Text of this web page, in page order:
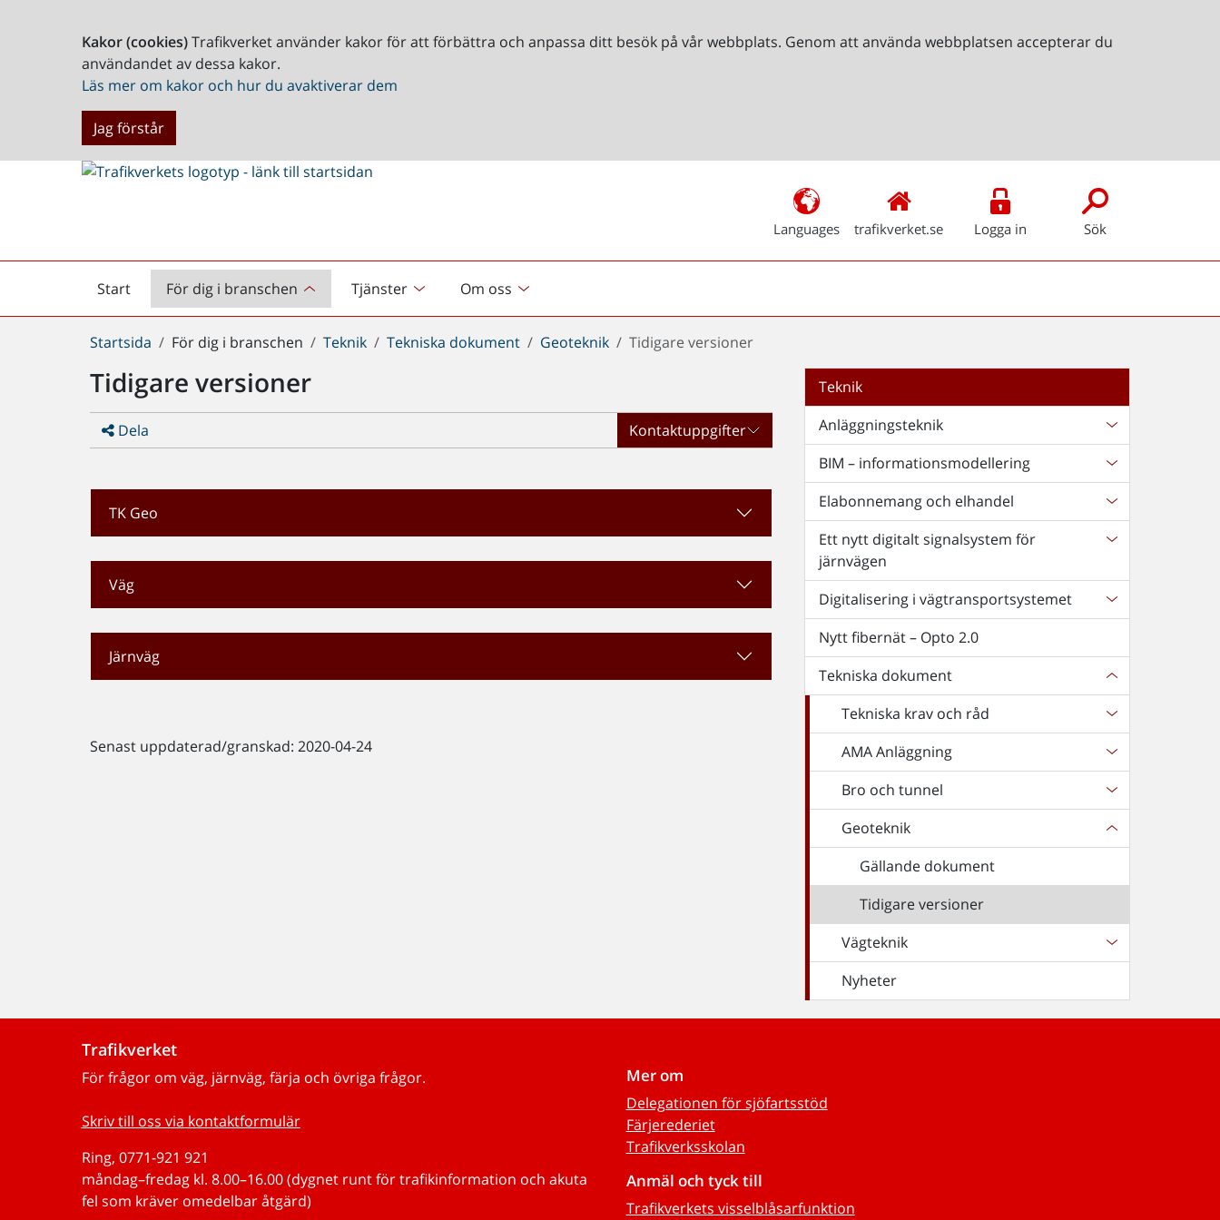
Kakor (cookies)Trafikverket använder kakor för att förbättra och anpassa ditt besök på vår webbplats. Genom att använda webbplatsen accepterar du
användandet av dessa kakor.
Läs mer om kakor och hur du avaktiverar dem
Jag förstår
Languages trafikverket.se Logga in Sök
Start
Startsida För dig i branschen Tjänster Om oss
Du
här:
Startsida För dig i branschen Teknik Tekniska dokument Geoteknik Tidigare versioner
Tidigare versioner
Dela Kontaktuppgifter
TK Geo
Väg
Järnväg
Senast uppdaterad/granskad: 2020-04-24
Teknik
Anläggningsteknik
BIM – informationsmodellering
Elabonnemang och elhandel
Ett nytt digitalt signalsystem för
järnvägen
Digitalisering i vägtransportsystemet
Nytt fibernät – Opto 2.0
Tekniska dokument
Tekniska krav och råd
AMA Anläggning
Bro och tunnel
Geoteknik
Gällande dokument
Tidigare versioner
Vägteknik
Nyheter
Trafikverket
För frågor om väg, järnväg, färja och övriga frågor.
Skriv till oss via kontaktformulär
Ring, 0771-921 921
måndag–fredag kl. 8.00–16.00 (dygnet runt för trafikinformation och akuta
fel som kräver omedelbar åtgärd)
Mer om
Delegationen för sjöfartsstöd
Färjerederiet
Trafikverksskolan
Anmäl och tyck till
Trafikverkets visselblåsarfunktion